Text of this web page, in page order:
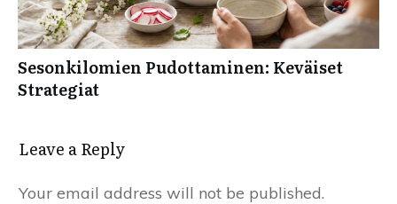
Sesonkilomien Pudottaminen: Keväiset
Strategiat
Leave a Reply
Your email address will not be published.